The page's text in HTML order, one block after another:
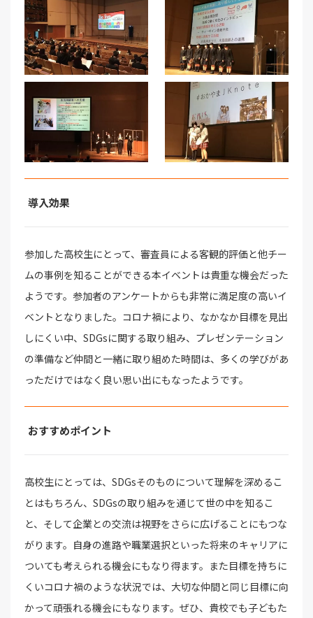
導入効果
参加した高校生にとって、審査員による客観的評価と他チー
ムの事例を知ることができる本イベントは貴重な機会だった
ようです。参加者のアンケートからも非常に満足度の高いイ
ベントとなりました。コロナ禍により、なかなか目標を見出
しにくい中、SDGsに関する取り組み、プレゼンテーション
の準備など仲間と一緒に取り組めた時間は、多くの学びがあ
っただけではなく良い思い出にもなったようです。
おすすめポイント
高校生にとっては、SDGsそのものについて理解を深めるこ
とはもちろん、SDGsの取り組みを通じて世の中を知るこ
と、そして企業との交流は視野をさらに広げることにもつな
がります。自身の進路や職業選択といった将来のキャリアに
ついても考えられる機会にもなり得ます。また目標を持ちに
くいコロナ禍のような状況では、大切な仲間と同じ目標に向
かって頑張れる機会にもなります。ぜひ、貴校でも子どもた